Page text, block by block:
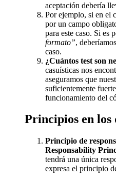
aceptación debería
Por ejemplo, si en el
por un campo
para este caso. Si es
formato”,
caso.
¿Cuántos test son
casuísticas nos
aseguramos que
suficientemente
funcionamiento del
Principios en los
Principio de
Responsability
tendrá una única
expresa el principio